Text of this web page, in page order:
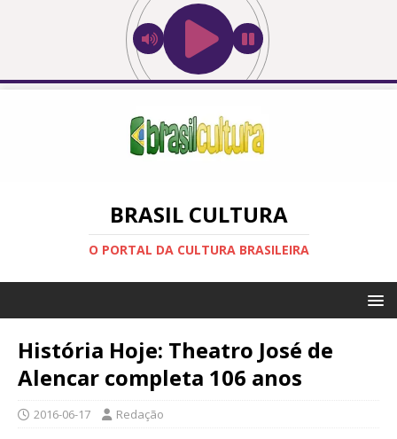
BRASIL CULTURA
O PORTAL DA CULTURA BRASILEIRA
História Hoje: Theatro José de
Alencar completa 106 anos
2016-06-17 Redação